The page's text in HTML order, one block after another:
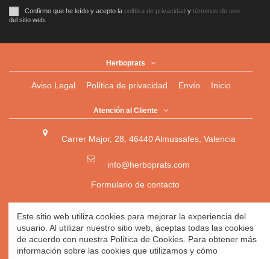
Confirmo que he leído y acepto la política de privacidad y términos de uso
del sitio web.
Herboprats
Aviso Legal Política de privacidad Envío Inicio
Atención al Cliente
Carrer Major, 28, 46440 Almussafes, Valencia
info@herboprats.com
Formulario de contacto
Herbolario|Herboristería|Tienda Ecológica Online|
Herbodietética |Tienda Online de Productos Naturales|
Herbolario Online
Este sitio web utiliza cookies para mejorar la experiencia del
usuario. Al utilizar nuestro sitio web, aceptas todas las cookies
de acuerdo con nuestra Política de Cookies. Para obtener más
información sobre las cookies que utilizamos y cómo